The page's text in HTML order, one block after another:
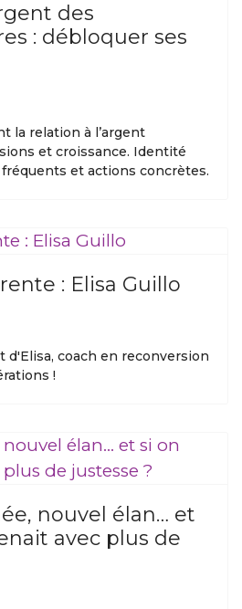
des
: débloquer ses
la relation à l’argent
et croissance. Identité
et actions concrètes.
: Elisa Guillo
d'Elisa, coach en reconversion
!
nouvel élan… et
avec plus de